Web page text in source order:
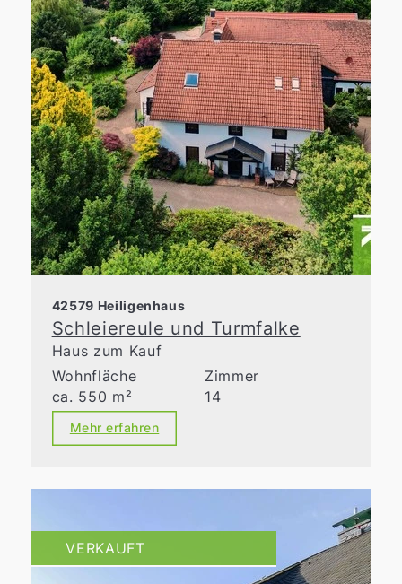
42579 Heiligenhaus
Schleiereule und Turmfalke
Haus zum Kauf
Wohnfläche
ca. 550 m²
Zimmer
14
Mehr erfahren
VERKAUFT